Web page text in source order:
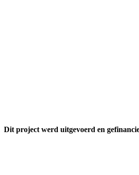
Dit project werd uitgevoerd en